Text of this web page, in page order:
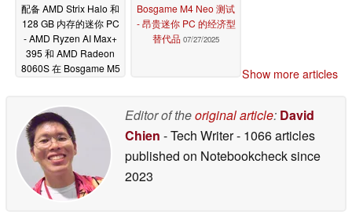
配备 AMD Strix Halo 和
128 GB 内存的迷你 PC
- AMD Ryzen AI Max+
395 和 AMD Radeon
8060S 在 Bosgame M5
Bosgame M4 Neo 测试
- 昂贵迷你 PC 的经济型
替代品 07/27/2025
Show more articles
Editor of theoriginal article: David
Chien - Tech Writer- 1066 articles
published on Notebookchecksince
2023